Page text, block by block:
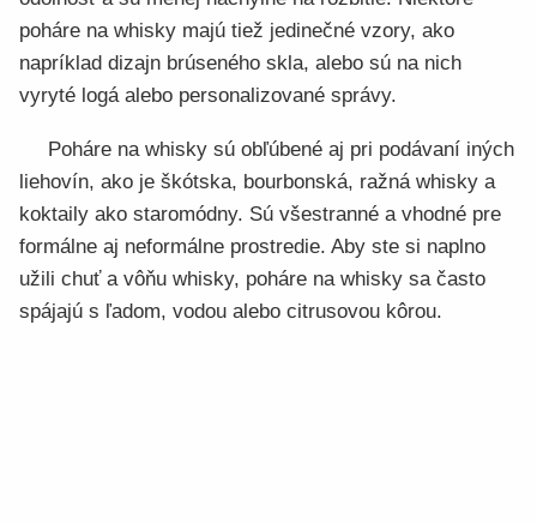
poháre na whisky majú tiež jedinečné vzory, ako
napríklad dizajn brúseného skla, alebo sú na nich
vyryté logá alebo personalizované správy.
Poháre na whisky sú obľúbené aj pri podávaní iných
liehovín, ako je škótska, bourbonská, ražná whisky a
koktaily ako staromódny. Sú všestranné a vhodné pre
formálne aj neformálne prostredie. Aby ste si naplno
užili chuť a vôňu whisky, poháre na whisky sa často
spájajú s ľadom, vodou alebo citrusovou kôrou.